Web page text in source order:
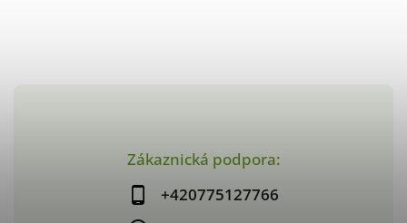
Zákaznická podpora:
+420775127766